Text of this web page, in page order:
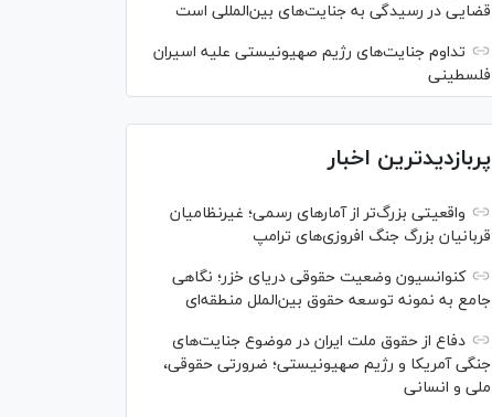
قضایی در رسیدگی به جنایت‌های بین‌المللی است
تداوم جنایت‌های رژیم صهیونیستی علیه اسیران
فلسطینی
پربازدیدترین اخبار
واقعیتی بزرگ‌تر از آمار‌های رسمی؛ غیرنظامیان
قربانیان بزرگ جنگ افروزی‌های ترامپ
کنوانسیون وضعیت حقوقی دریای خزر؛ نگاهی
جامع به نمونه توسعه حقوق بین‌الملل منطقه‌ای
دفاع از حقوق ملت ایران در موضوع جنایت‌های
جنگی آمریکا و رژیم صهیونیستی؛ ضرورتی حقوقی،
ملی و انسانی